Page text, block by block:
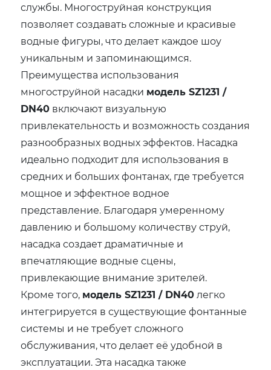
службы. Многоструйная конструкция
позволяет создавать сложные и красивые
водные фигуры, что делает каждое шоу
уникальным и запоминающимся.
Преимущества использования
многоструйной насадки модель SZ1231 /
DN40 включают визуальную
привлекательность и возможность создания
разнообразных водных эффектов. Насадка
идеально подходит для использования в
средних и больших фонтанах, где требуется
мощное и эффектное водное
представление. Благодаря умеренному
давлению и большому количеству струй,
насадка создает драматичные и
впечатляющие водные сцены,
привлекающие внимание зрителей.
Кроме того, модель SZ1231 / DN40легко
интегрируется в существующие фонтанные
системы и не требует сложного
обслуживания, что делает её удобной в
эксплуатации. Эта насадка также